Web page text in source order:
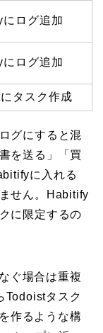
ログ追加
ログ追加
タスク作成
グにすると混
を送る」「買
に入れる
せん。Habitify
に限定するの
ぐ場合は重複
Todoistタスク
作るような構